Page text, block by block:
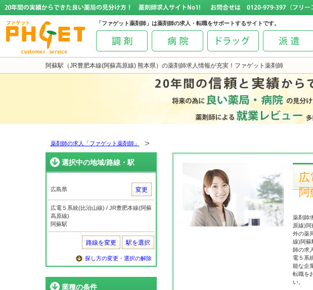
阿蘇駅（JR豊肥本線(阿蘇高原線) 熊本県）の薬剤師求人情報が充実！ファゲット薬剤師
「ファゲット薬剤師」は薬剤師の求人・転職をサポートするサイトです。
薬剤師の求人「ファゲット薬剤師」
選択中の地域/路線・駅
広島県 変更
広電５系統(比治山線) / JR豊肥本線(阿蘇
高原線)
阿蘇駅
路線を変更 駅を選択
探し方の変更・選択の解除
業種の条件
阿
薬剤師
原線)阿
外の薬
線)阿蘇
師の求
電５系
能な企
転職を
い。